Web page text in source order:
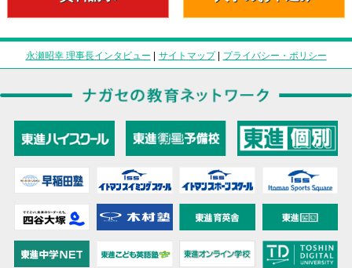
永瀬昭幸 理事長インタビュー | サイトマップ| プライバシー・ポリシー